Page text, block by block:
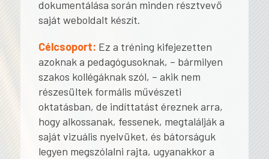
dokumentálása során minden résztvevő
saját weboldalt készít.
Célcsoport: Ez a tréning kifejezetten
azoknak a pedagógusoknak, – bármilyen
szakos kollégáknak szól, – akik nem
részesültek formális művészeti
oktatásban, de indíttatást éreznek arra,
hogy alkossanak, fessenek, megtalálják a
saját vizuális nyelvüket, és bátorságuk
legyen megszólalni rajta, ugyanakkor a